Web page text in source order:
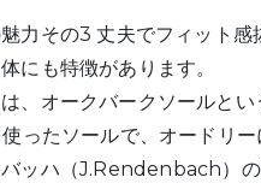
力その3 丈夫でフィット
にも特徴があります。
、オークバークソールと
ったソールで、オードリ
ッハ（J.Rendenbach）の